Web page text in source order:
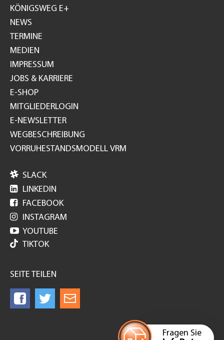
Fragen Sie
GH
KÖNIGSWEG E+
NEWS
TERMINE
MEDIEN
IMPRESSUM
JOBS & KARRIERE
E-SHOP
MITGLIEDERLOGIN
E-NEWSLETTER
WEGBESCHREIBUNG
VORRUHESTANDSMODELL VRM
 SLACK
 LINKEDIN
 FACEBOOK
 INSTAGRAM
 YOUTUBE
TIKTOK
SEITE TEILEN